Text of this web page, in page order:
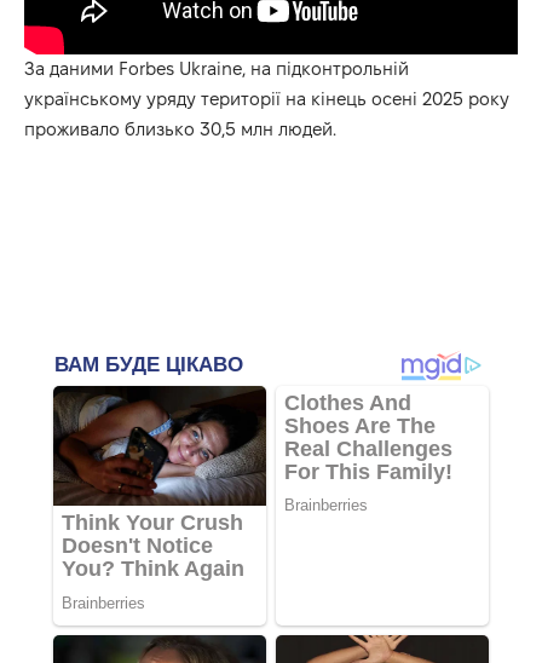
За даними Forbes Ukraine, на підконтрольній
українському уряду території на кінець осені 2025 року
проживало близько 30,5 млн людей.